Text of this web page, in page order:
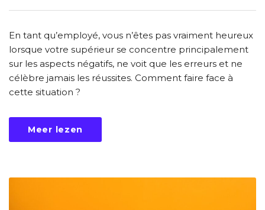
En tant qu’employé, vous n’êtes pas vraiment heureux
lorsque votre supérieur se concentre principalement
sur les aspects négatifs, ne voit que les erreurs et ne
célèbre jamais les réussites. Comment faire face à
cette situation ?
Meer lezen